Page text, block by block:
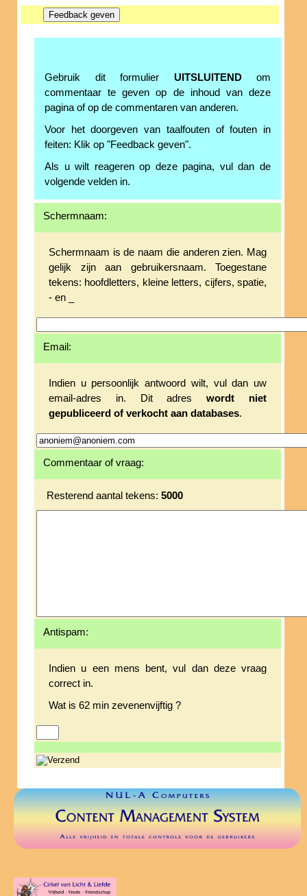
Gebruik dit formulier UITSLUITENDom
commentaar te geven op de inhoud van deze
pagina of op de commentaren van anderen.
Voor het doorgeven van taalfouten of fouten in
feiten: Klik op "Feedback geven".
Als u wilt reageren op deze pagina, vul dan de
volgende velden in.
Schermnaam:
Schermnaam is de naam die anderen zien. Mag
gelijk zijn aan gebruikersnaam. Toegestane
tekens: hoofdletters, kleine letters, cijfers, spatie,
- en _
Email:
Indien u persoonlijk antwoord wilt, vul dan uw
email-adres in. Dit adreswordt niet
gepubliceerd of verkocht aan databases.
Commentaar of vraag:
Resterend aantal tekens: 5000
Antispam:
Indien u een mens bent, vul dan deze vraag
correct in.
Wat is 62 min zevenenvijftig ?